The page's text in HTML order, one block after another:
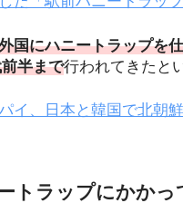
国にハニートラップを
半まで行われてきたと
イ、日本と韓国で北朝
トラップにかかっ